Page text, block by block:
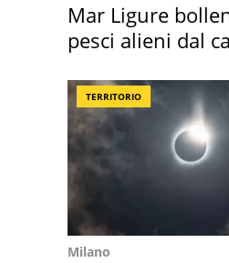
Mar Ligure
pesci alieni dal
TERRITORIO
Milano